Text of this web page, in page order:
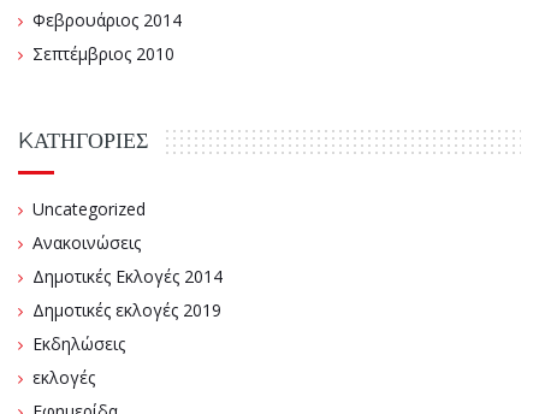
Φεβρουάριος 2014
Σεπτέμβριος 2010
KΑΤΗΓΟΡΊΕΣ
Uncategorized
Ανακοινώσεις
Δημοτικές Εκλογές 2014
Δημοτικές εκλογές 2019
Εκδηλώσεις
εκλογές